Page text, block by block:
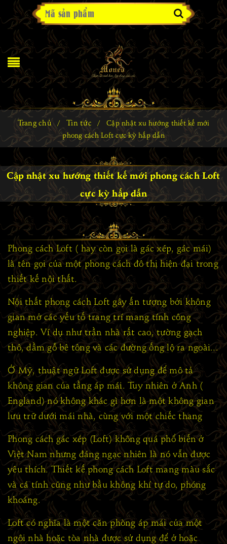
Trang chủ / Tin tức /
Cập nhật xu hướng thiết kế mới
phong cách Loft cực kỳ hấp dẫn
Cập nhật xu hướng thiết kế mới phong cách Loft
cực kỳ hấp dẫn
Phong cách Loft ( hay còn gọi là gác xép, gác mái)
là tên gọi của một phong cách đô thị hiện đại trong
thiết kế nội thất.
Nội thất phong cách Loft gây ấn tượng bởi không
gian mở các yếu tố trang trí mang tính công
nghiệp. Ví dụ như trần nhà rất cao, tường gạch
thô, dầm gỗ bê tông và các đường ống lộ ra ngoài...
Ở Mỹ, thuật ngữ Loft được sử dụng để mô tả
không gian của tầng áp mái. Tuy nhiên ở Anh (
England) nó không khác gì hơn là một không gian
lưu trữ dưới mái nhà, cùng với một chiếc thang
Phong cách gác xép (Loft) không quá phổ biến ở
Việt Nam nhưng đáng ngạc nhiên là nó vẫn được
yêu thích. Thiết kế phong cách Loft mang màu sắc
và cá tính cũng như bầu không khí tự do, phóng
khoáng.
Loft có nghĩa là một căn phòng áp mái của một
ngôi nhà hoặc tòa nhà được sử dụng để ở hoặc